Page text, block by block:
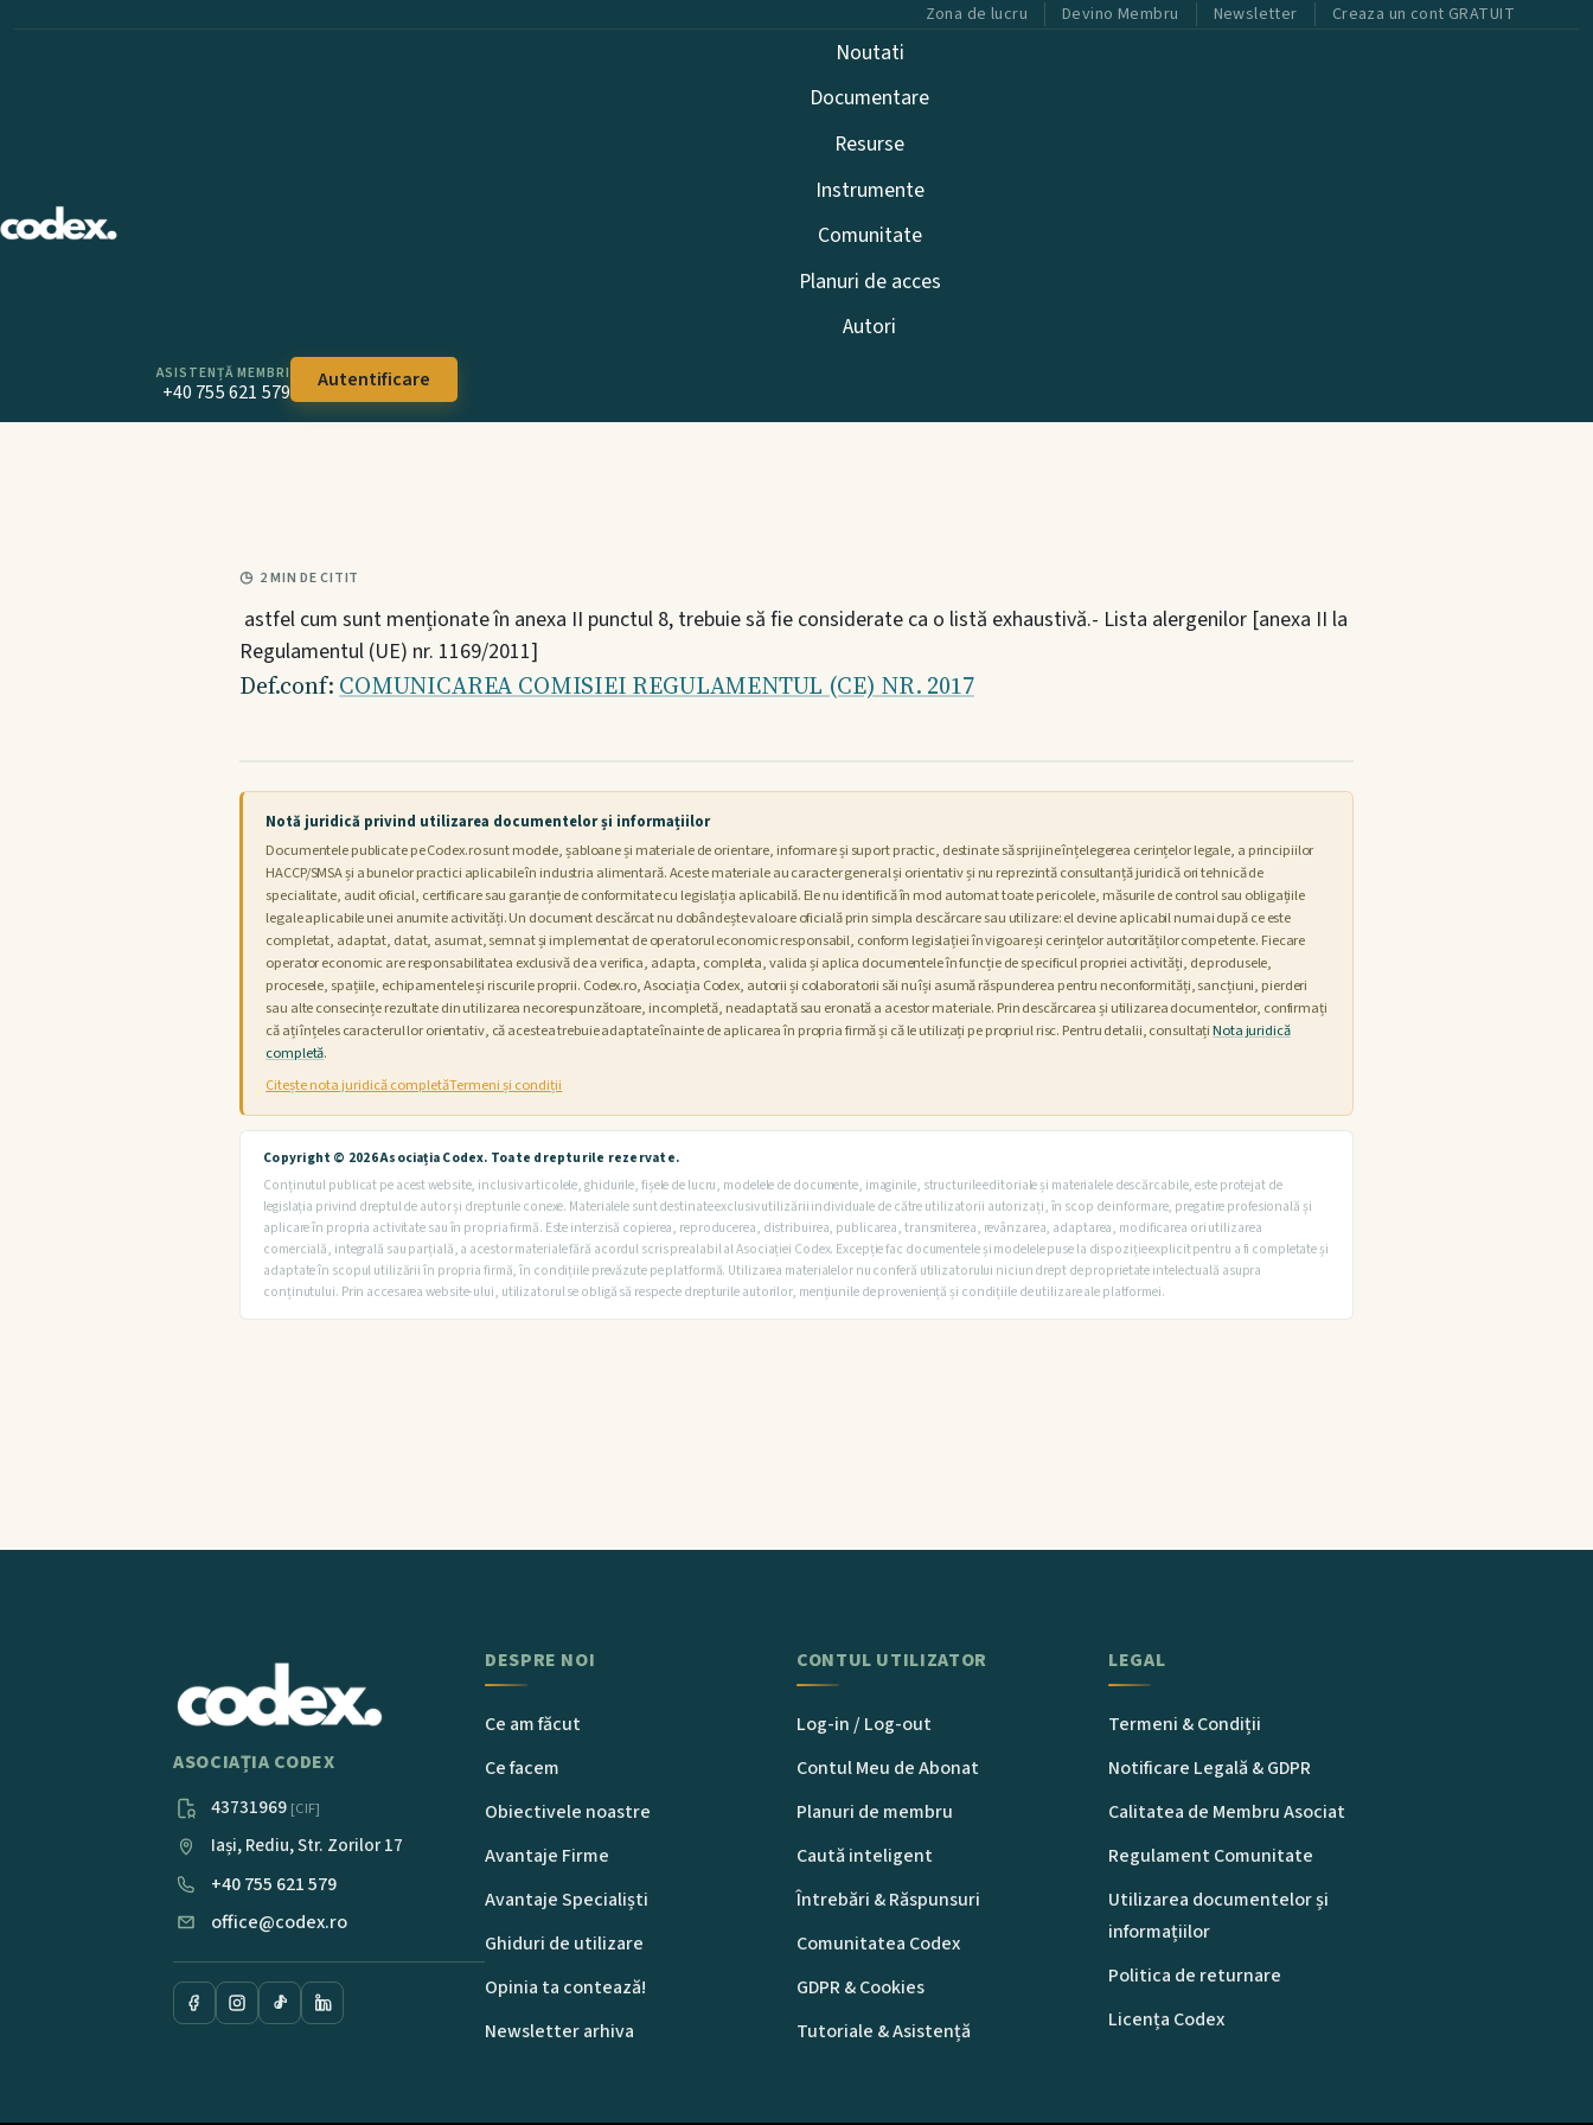
Zona de lucru Devino Membru Newsletter Creaza un cont GRATUIT
Noutati
Documentare
Resurse
Instrumente
Comunitate
Planuri de acces
Autori
ASISTENȚĂ MEMBRI
+40 755 621 579 Autentificare
2 MIN DE CITIT
astfel cum sunt menționate în anexa II punctul 8, trebuie să fie considerate ca o listă exhaustivă.- Lista alergenilor [anexa II la
Regulamentul (UE) nr. 1169/2011]
Def.conf: COMUNICAREA COMISIEI REGULAMENTUL (CE) NR. 2017
Notă juridică privind utilizarea documentelor și informațiilor
Documentele publicate pe Codex.ro sunt modele, șabloane și materiale de orientare, informare și suport practic, destinate să sprijine înțelegerea cerințelor legale, a principiilor
HACCP/SMSA și a bunelor practici aplicabile în industria alimentară. Aceste materiale au caracter general și orientativ și nu reprezintă consultanță juridică ori tehnică de
specialitate, audit oficial, certificare sau garanție de conformitate cu legislația aplicabilă. Ele nu identifică în mod automat toate pericolele, măsurile de control sau obligațiile
legale aplicabile unei anumite activități. Un document descărcat nu dobândește valoare oficială prin simpla descărcare sau utilizare: el devine aplicabil numai după ce este
completat, adaptat, datat, asumat, semnat și implementat de operatorul economic responsabil, conform legislației în vigoare și cerințelor autorităților competente. Fiecare
operator economic are responsabilitatea exclusivă de a verifica, adapta, completa, valida și aplica documentele în funcție de specificul propriei activități, de produsele,
procesele, spațiile, echipamentele și riscurile proprii. Codex.ro, Asociația Codex, autorii și colaboratorii săi nu își asumă răspunderea pentru neconformități, sancțiuni, pierderi
sau alte consecințe rezultate din utilizarea necorespunzătoare, incompletă, neadaptată sau eronată a acestor materiale. Prin descărcarea și utilizarea documentelor, confirmați
că ați înțeles caracterul lor orientativ, că acestea trebuie adaptate înainte de aplicarea în propria firmă și că le utilizați pe propriul risc. Pentru detalii, consultațiNota juridică
completă.
Citește nota juridică completăTermeni și condiții
Copyright © 2026 Asociația Codex. Toate drepturile rezervate.
Conținutul publicat pe acest website, inclusiv articolele, ghidurile, fișele de lucru, modelele de documente, imaginile, structurile editoriale și materialele descărcabile, este protejat de
legislația privind dreptul de autor și drepturile conexe. Materialele sunt destinate exclusiv utilizării individuale de către utilizatorii autorizați, în scop de informare, pregatire profesională și
aplicare în propria activitate sau în propria firmă. Este interzisă copierea, reproducerea, distribuirea, publicarea, transmiterea, revânzarea, adaptarea, modificarea ori utilizarea
comercială, integrală sau parțială, a acestor materiale fără acordul scris prealabil al Asociației Codex. Excepție fac documentele și modelele puse la dispoziție explicit pentru a fi completate și
adaptate în scopul utilizării în propria firmă, în condițiile prevăzute pe platformă. Utilizarea materialelor nu conferă utilizatorului niciun drept de proprietate intelectuală asupra
conținutului. Prin accesarea website-ului, utilizatorul se obligă să respecte drepturile autorilor, mențiunile de proveniență și condițiile de utilizare ale platformei.
ASOCIAȚIA CODEX
43731969 [CIF]
Iași, Rediu, Str. Zorilor 17
+40 755 621 579
office@codex.ro
DESPRE NOI
Ce am făcut
Ce facem
Obiectivele noastre
Avantaje Firme
Avantaje Specialiști
Ghiduri de utilizare
Opinia ta contează!
Newsletter arhiva
CONTUL UTILIZATOR
Log-in / Log-out
Contul Meu de Abonat
Planuri de membru
Caută inteligent
Întrebări & Răspunsuri
Comunitatea Codex
GDPR & Cookies
Tutoriale & Asistență
LEGAL
Termeni & Condiții
Notificare Legală & GDPR
Calitatea de Membru Asociat
Regulament Comunitate
Utilizarea documentelor și
informațiilor
Politica de returnare
Licența Codex